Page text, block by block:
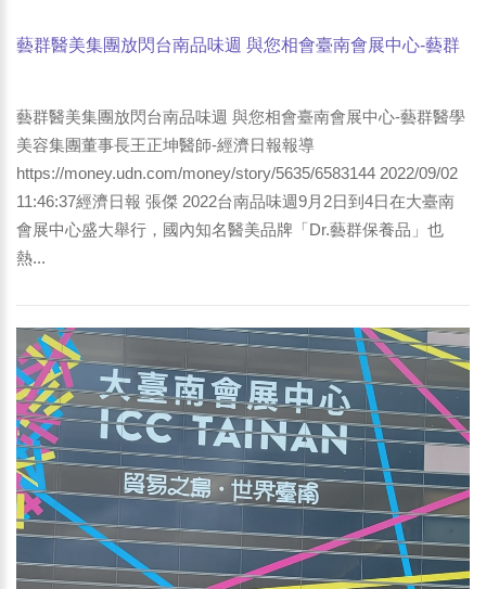
藝群醫美集團放閃台南品味週 與您相會臺南會展中心-藝群
藝群醫美集團放閃台南品味週 與您相會臺南會展中心-藝群醫學
美容集團董事長王正坤醫師-經濟日報報導
https://money.udn.com/money/story/5635/6583144 2022/09/02
11:46:37經濟日報 張傑 2022台南品味週9月2日到4日在大臺南
會展中心盛大舉行，國內知名醫美品牌「Dr.藝群保養品」也
熱...